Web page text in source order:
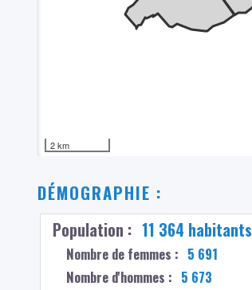
2 km
DÉMOGRAPHIE :
Population : 11 364 habitants
Nombre de femmes : 5 691
Nombre d'hommes : 5 673